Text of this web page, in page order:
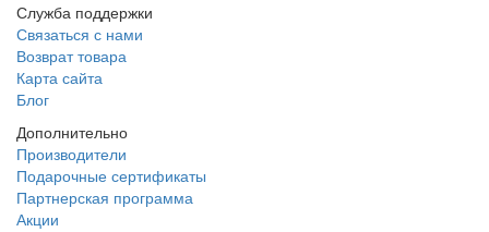
Служба поддержки
Связаться с нами
Возврат товара
Карта сайта
Блог
Дополнительно
Производители
Подарочные сертификаты
Партнерская программа
Акции